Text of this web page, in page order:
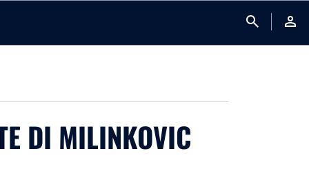
search person
DI MILINKOVIC